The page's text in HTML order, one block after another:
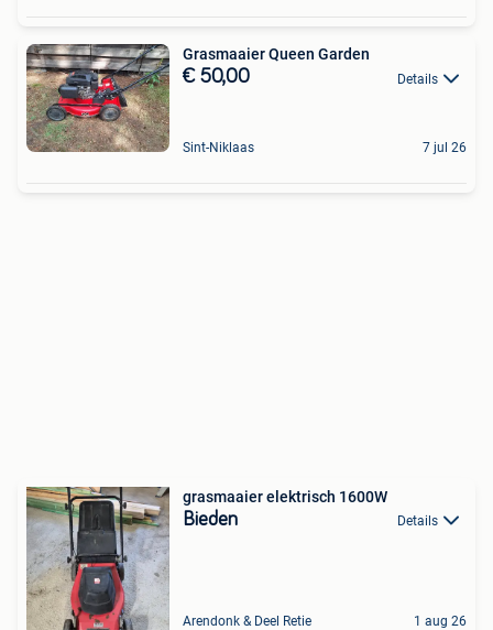
Grasmaaier Queen Garden
€ 50,00 Details
Sint-Niklaas 7 jul 26
grasmaaier elektrisch 1600W
Bieden Details
Arendonk & Deel Retie 1 aug 26